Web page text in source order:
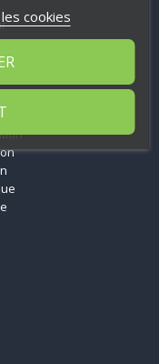
cookies